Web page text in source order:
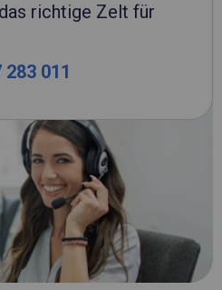
richtige Zelt für
283 011